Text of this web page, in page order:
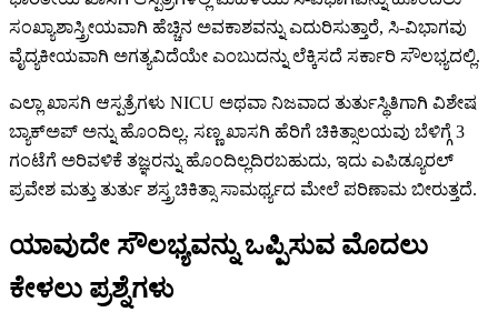
ಸಂಖ್ಯಾಶಾಸ್ತ್ರೀಯವಾಗಿ ಹೆಚ್ಚಿನ ಅವಕಾಶವನ್ನು ಎದುರಿಸುತ್ತಾರೆ, ಸಿ-ವಿಭಾಗವು
ವೈದ್ಯಕೀಯವಾಗಿ ಅಗತ್ಯವಿದೆಯೇ ಎಂಬುದನ್ನು ಲೆಕ್ಕಿಸದೆ ಸರ್ಕಾರಿ ಸೌಲಭ್ಯದಲ್ಲಿ.
ಎಲ್ಲಾ ಖಾಸಗಿ ಆಸ್ಪತ್ರೆಗಳು NICU ಅಥವಾ ನಿಜವಾದ ತುರ್ತುಸ್ಥಿತಿಗಾಗಿ ವಿಶೇಷ
ಬ್ಯಾಕ್ಅಪ್ ಅನ್ನು ಹೊಂದಿಲ್ಲ. ಸಣ್ಣ ಖಾಸಗಿ ಹೆರಿಗೆ ಚಿಕಿತ್ಸಾಲಯವು ಬೆಳಿಗ್ಗೆ 3
ಗಂಟೆಗೆ ಅರಿವಳಿಕೆ ತಜ್ಞರನ್ನು ಹೊಂದಿಲ್ಲದಿರಬಹುದು, ಇದು ಎಪಿಡ್ಯೂರಲ್
ಪ್ರವೇಶ ಮತ್ತು ತುರ್ತು ಶಸ್ತ್ರಚಿಕಿತ್ಸಾ ಸಾಮರ್ಥ್ಯದ ಮೇಲೆ ಪರಿಣಾಮ ಬೀರುತ್ತದೆ.
ಯಾವುದೇ ಸೌಲಭ್ಯವನ್ನು ಒಪ್ಪಿಸುವ ಮೊದಲು
ಕೇಳಲು ಪ್ರಶ್ನೆಗಳು